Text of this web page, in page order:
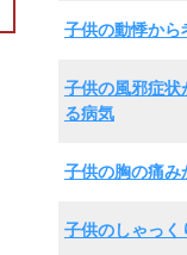
子供の動悸から
子供の風邪症状
る病気
子供の胸の痛み
子供のしゃっく